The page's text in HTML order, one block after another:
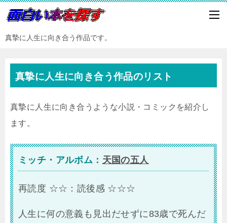
真摯に人生に向き合う作品です。
真摯に人生に向き合う作品のリスト
真摯に人生に向き合うような小説・コミックを紹介し
ます。
ミッチ・アルボム： 天国の五人
再読度 ☆☆：読後感 ☆☆☆
人生に何の意義も見出だせずに83歳で死んだ